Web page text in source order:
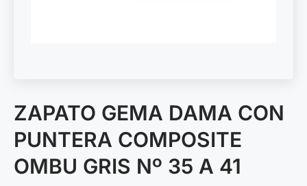
ZAPATO GEMA DAMA CON
PUNTERA COMPOSITE
OMBU GRIS Nº 35 A 41